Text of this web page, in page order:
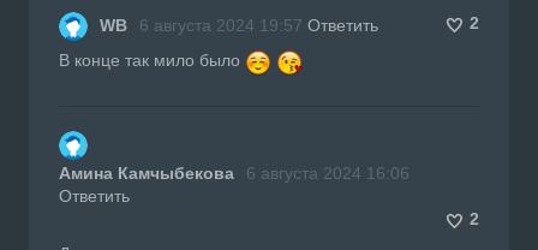
WB 6 августа 2024 19:57 Ответить
2
В конце так мило было
Амина Камчыбекова
6 августа 2024 16:06
Ответить
2